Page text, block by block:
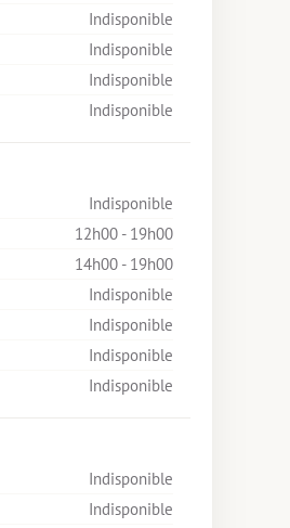
Indisponible
Indisponible
Indisponible
Indisponible
Indisponible
12h00 - 19h00
14h00 - 19h00
Indisponible
Indisponible
Indisponible
Indisponible
Indisponible
Indisponible